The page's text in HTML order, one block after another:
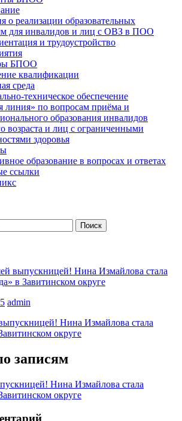
о реализации образовательных
для инвалидов и лиц с ОВЗ в ПОО
и трудоустройство
БПОО
квалификации
среда
техническое обеспечение
линия» по вопросам приёма и
образования инвалидов
возраста и лиц с ограниченными
здоровья
образование в вопросах и ответах
ссылки
выпускницей! Нина Измайлова стала
в Завитинском округе
admin
записям
Нина Измайлова стала
округе